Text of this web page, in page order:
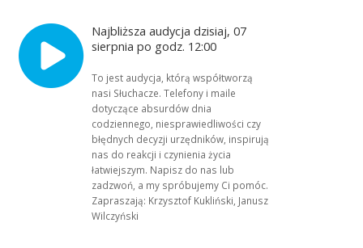
Najbliższa audycja dzisiaj, 07
sierpnia po godz. 12:00
To jest audycja, którą współtworzą
nasi Słuchacze. Telefony i maile
dotyczące absurdów dnia
codziennego, niesprawiedliwości czy
błędnych decyzji urzędników, inspirują
nas do reakcji i czynienia życia
łatwiejszym. Napisz do nas lub
zadzwoń, a my spróbujemy Ci pomóc.
Zapraszają: Krzysztof Kukliński, Janusz
Wilczyński